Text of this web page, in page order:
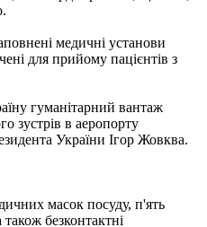
медичні установи
для прийому пацієнтів з
гуманітарний вантаж
зустрів в аеропорту
України Ігор Жовква.
масок посуду, п'ять
безконтактні